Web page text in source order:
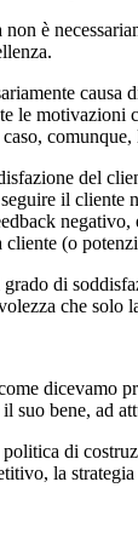
non è
causa
le motivazioni
del
il cliente
cliente (o
di
che solo
dicevamo
suo bene, ad
di
la